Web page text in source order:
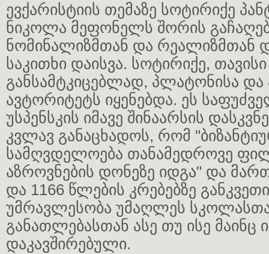
ევქარისტიის თემაზე სოტირიქე
ნიკოლა მეფონელს შორის
ნომინალიზმთან და რეალიზმთან
საკითხი დაისვა. სოტირიქე,
განსამტკიცებლად, პლატონისა
ავტორიტეტს იყენებდა. ეს
უსპენსკის იმავე შინაარსის
კვლავ განაცხადოს, რომ
სამღვდელოება თანამედროვე
აზროვნების დონეზე იდგა" და
და 1166 წლების კრებებზე
უმრავლესობა უმაღლეს
განათლებასთან ასე თუ ისე მაინც
დაკავშირებული.